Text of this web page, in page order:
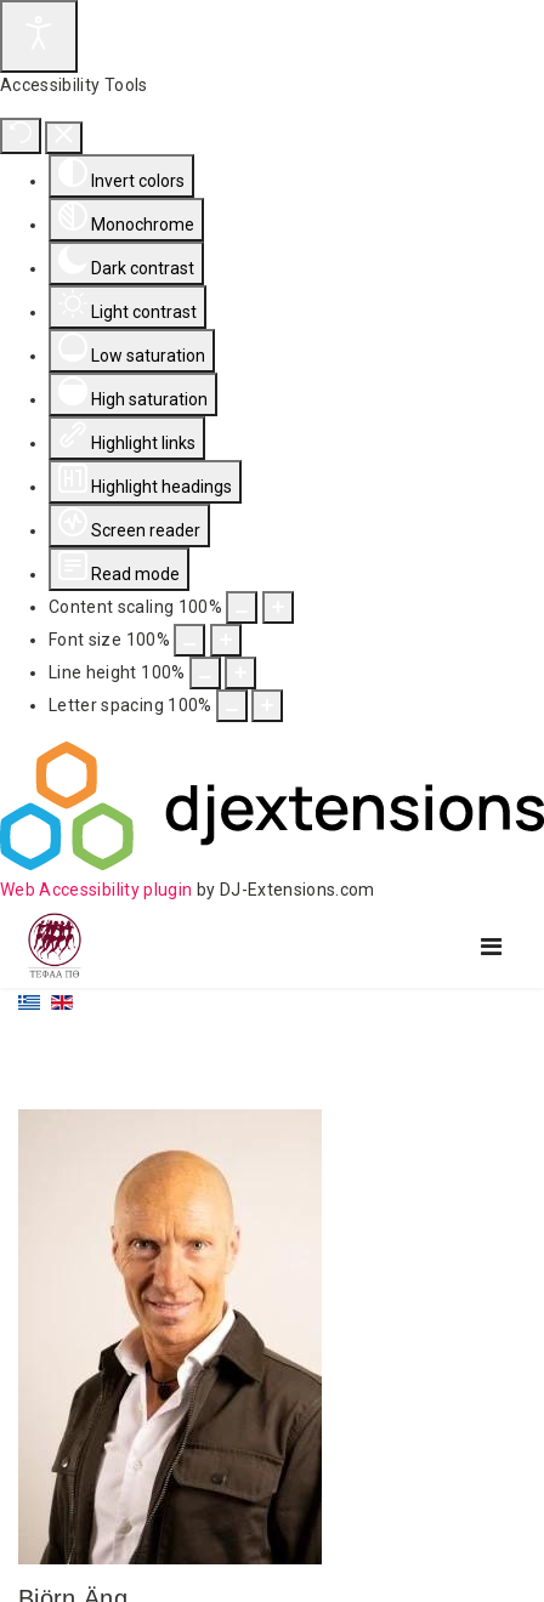
Accessibility Tools
Invert colors
Monochrome
Dark contrast
Light contrast
Low saturation
High saturation
Highlight links
Highlight headings
Screen reader
Read mode
Content scaling 100%
Font size 100%
Line height 100%
Letter spacing 100%
Web Accessibility plugin by DJ-Extensions.com